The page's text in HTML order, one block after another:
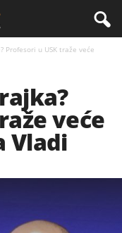
Profesori u USK traže veće
veće
Vladi